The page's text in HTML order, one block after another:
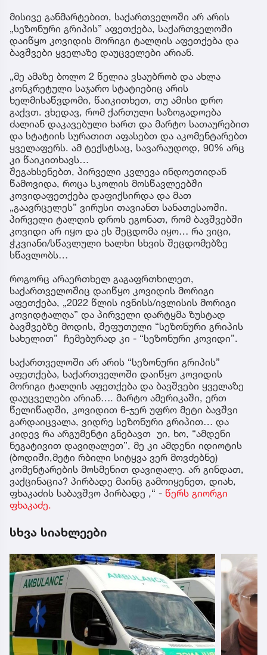
მისივე განმარტებით, საქართველოში არ არის
„სეზონური გრიპის” აფეთქება, საქართველოში
დაიწყო კოვიდის მორიგი ტალღის აფეთქება და
ბავშვები ყველაზე დაუცველები არიან.
„მე ამაზე ბოლო 2 წელია ვსაუბრობ და ახლა
კონკრეტული საჯარო სტატიებიც არის
ხელმისაწვდომი, წაიკითხეთ, თუ ამისი დრო
გაქვთ. ვხედავ, რომ ქართული საზოგადოება
ძალიან დაკავებული ხართ და მარტო სათაურებით
და სტატიის სურათით აფასებთ და აკომენტარებთ
ყველაფერს. ამ ტექსტსაც, სავარაუდოდ, 90% არც
კი წაიკითხავს…
შეგახსენებთ, პირველი კვლევა ინდოეთიდან
წამოვიდა, როცა სკოლის მოსწავლეებში
კოვიდაფეთქება დაფიქსირდა და მათ
„გაავრცელეს” ვირუსი თავიანთ სანათესაოში.
პირველი ტალღის დროს ეგონათ, რომ ბავშვებში
კოვიდი არ იყო და ეს შეცდომა იყო… რა ვიცი,
ჭკვიანი/სწავლული ხალხი სხვის შეცდომებზე
სწავლობს…
როგორც არაერთხელ გაგაფრთხილეთ,
საქართველოშიც დაიწყო კოვიდის მორიგი
აფეთქება, „2022 წლის ივნისს/ივლისის მორიგი
კოვიდტალღა” და პირველი დარტყმა ზუსტად
ბავშვებზე მოდის, შეფუთული “სეზონური გრიპის
სახელით” ჩემებურად კი - “სეზონური კოვიდი”.
საქართველოში არ არის “სეზონური გრიპის”
აფეთქება, საქართველოში დაიწყო კოვიდის
მორიგი ტალღის აფეთქება და ბავშვები ყველაზე
დაუცველები არიან…. მარტო ამერიკაში, ერთ
წელიწადში, კოვიდით 6-ჯერ უფრო მეტი ბავშვი
გარდაიცვალა, ვიდრე სეზონური გრიპით… და
კიდევ რა არგუმენტი გნებავთ უი, ხო, “ამდენი
ნეგატივით დავიღალეთ”, მე კი ამდენი იდიოტის
(ბოდიში,მეტი რბილი სიტყვა ვერ მოვძებნე)
კომენტარების მოსმენით დავიღალე. არ გინდათ,
ვაქცინაცია? პირბადე მაინც გამოიყენეთ, დიახ,
ფხაკაძის საბავშვო პირბადე ,“ - წერს გიორგი
ფხაკაძე.
სხვა სიახლეები